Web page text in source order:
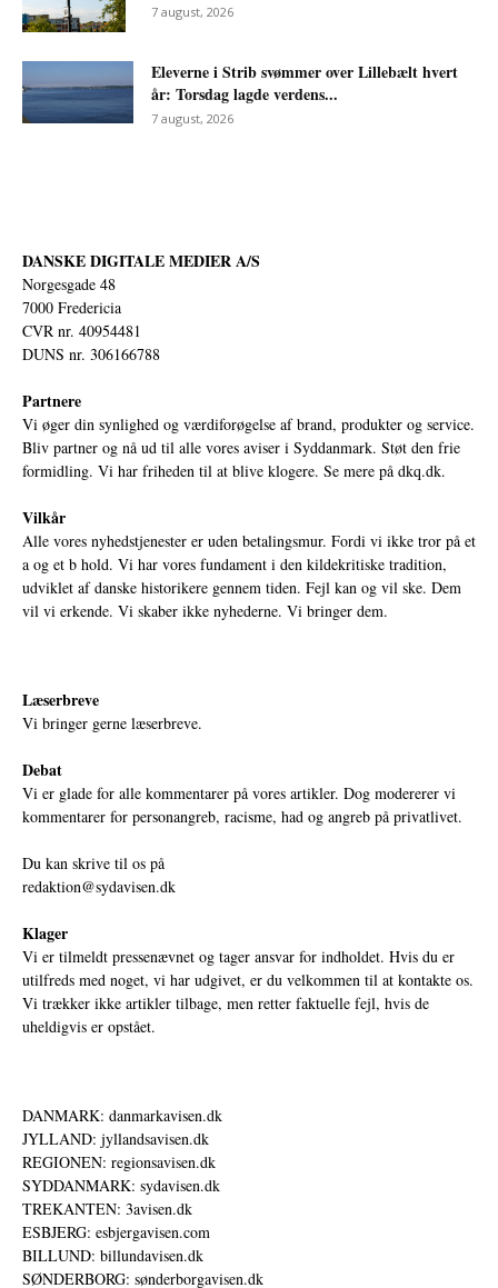
7 august, 2026
Eleverne i Strib svømmer over Lillebælt hvert
år: Torsdag lagde verdens...
7 august, 2026
DANSKE DIGITALE MEDIER A/S
Norgesgade 48
7000 Fredericia
CVR nr. 40954481
DUNS nr. 306166788
Partnere
Vi øger din synlighed og værdiforøgelse af brand, produkter og service.
Bliv partner og nå ud til alle vores aviser i Syddanmark. Støt den frie
formidling. Vi har friheden til at blive klogere. Se mere på dkq.dk.
Vilkår
Alle vores nyhedstjenester er uden betalingsmur. Fordi vi ikke tror på et
a og et b hold. Vi har vores fundament i den kildekritiske tradition,
udviklet af danske historikere gennem tiden. Fejl kan og vil ske. Dem
vil vi erkende. Vi skaber ikke nyhederne. Vi bringer dem.
Læserbreve
Vi bringer gerne læserbreve.
Debat
Vi er glade for alle kommentarer på vores artikler. Dog modererer vi
kommentarer for personangreb, racisme, had og angreb på privatlivet.
Du kan skrive til os på
redaktion@sydavisen.dk
Klager
Vi er tilmeldt pressenævnet og tager ansvar for indholdet. Hvis du er
utilfreds med noget, vi har udgivet, er du velkommen til at kontakte os.
Vi trækker ikke artikler tilbage, men retter faktuelle fejl, hvis de
uheldigvis er opstået.
DANMARK: danmarkavisen.dk
JYLLAND: jyllandsavisen.dk
REGIONEN: regionsavisen.dk
SYDDANMARK: sydavisen.dk
TREKANTEN: 3avisen.dk
ESBJERG: esbjergavisen.com
BILLUND: billundavisen.dk
SØNDERBORG: sønderborgavisen.dk